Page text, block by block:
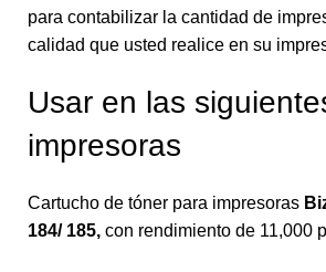
para contabilizar la cantidad de
calidad que usted realice en su
Usar en las
impresoras
Cartucho de tóner para impresoras
184/ 185, con rendimiento de 11,000